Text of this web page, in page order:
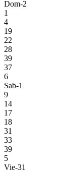
Dom-2
1
4
19
22
28
39
37
6
Sab-1
9
14
17
18
31
33
39
5
Vie-31